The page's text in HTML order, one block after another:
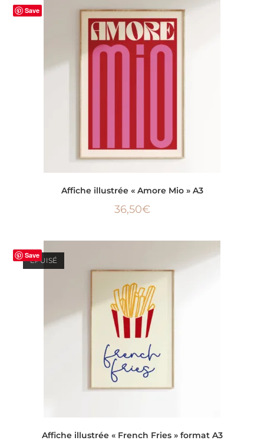
Save
Affiche illustrée « Amore Mio » A3
36,50€
Save
ÉPUISÉ
Affiche illustrée « French Fries » format A3